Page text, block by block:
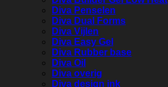
Diva Penselen
Diva Dual Forms
Diva Vijlen
Diva Easy Gel
Diva Rubber base
Diva Oil
Diva overig
Diva design ink